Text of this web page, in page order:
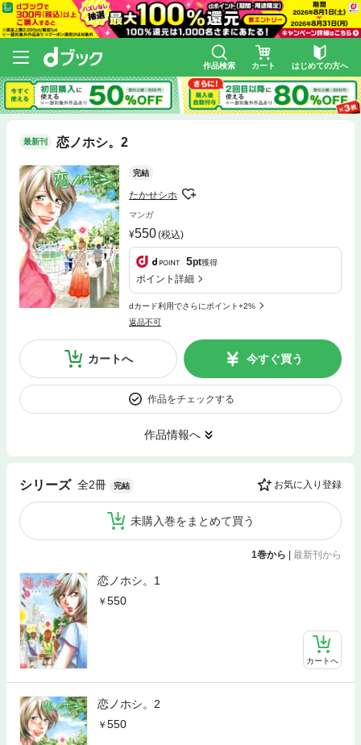
作品検索 カート はじめての方へ
最新刊 恋ノホシ。2
完結
たかせシホ
マンガ
550(税込)
5pt獲得
ポイント詳細
dカード利用でさらにポイント+2%
返品不可
カートへ 今すぐ買う
作品をチェックする
作品情報へ
シリーズ 全2冊 完結 お気に入り登録
未購入巻をまとめて買う
1巻から 最新刊から
恋ノホシ。1
550
カートへ
恋ノホシ。2
550